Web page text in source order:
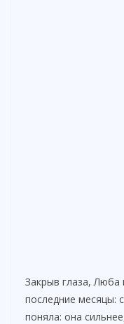
Закрыв глаза, Люба
последние месяцы:
поняла: она